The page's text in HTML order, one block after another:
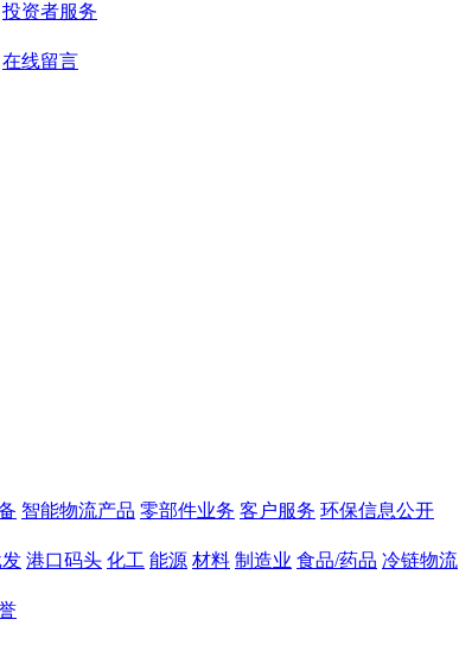
投资者服务
在线留言
智能物流产品 零部件业务 客户服务 环保信息公开
港口码头 化工 能源 材料 制造业 食品/药品 冷链物流